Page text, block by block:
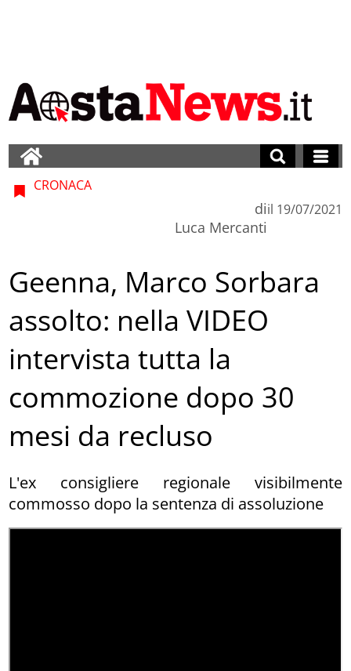
CRONACA
di
Luca Mercanti
il 19/07/2021
Geenna, Marco Sorbara
assolto: nella VIDEO
intervista tutta la
commozione dopo 30
mesi da recluso
L'ex consigliere regionale visibilmente
commosso dopo la sentenza di assoluzione